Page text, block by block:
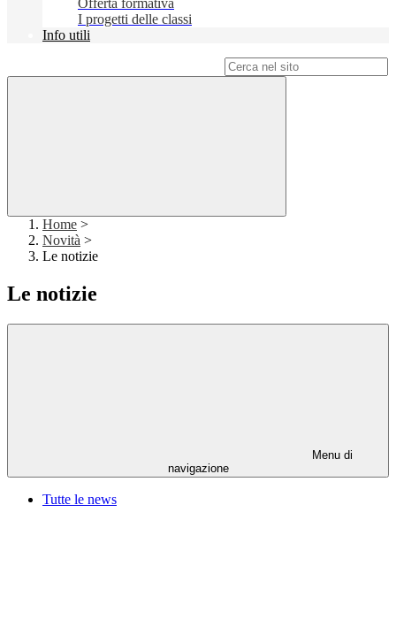
Offerta formativa
I progetti delle classi
Info utili
Home >
Novità >
Le notizie
Le notizie
Menu di
navigazione
Tutte le news